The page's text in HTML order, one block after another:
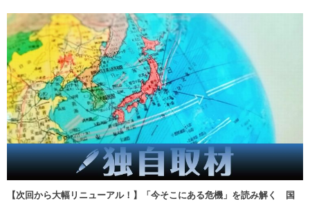
【次回から大幅リニューアル！】「今そこにある危機」を読み解く 国